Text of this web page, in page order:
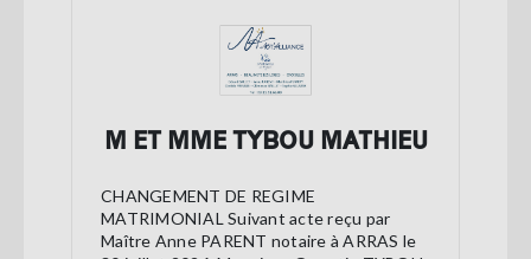
M ET MME TYBOU MATHIEU
CHANGEMENT DE REGIME
MATRIMONIAL Suivant acte reçu par
Maître Anne PARENT notaire à ARRAS le